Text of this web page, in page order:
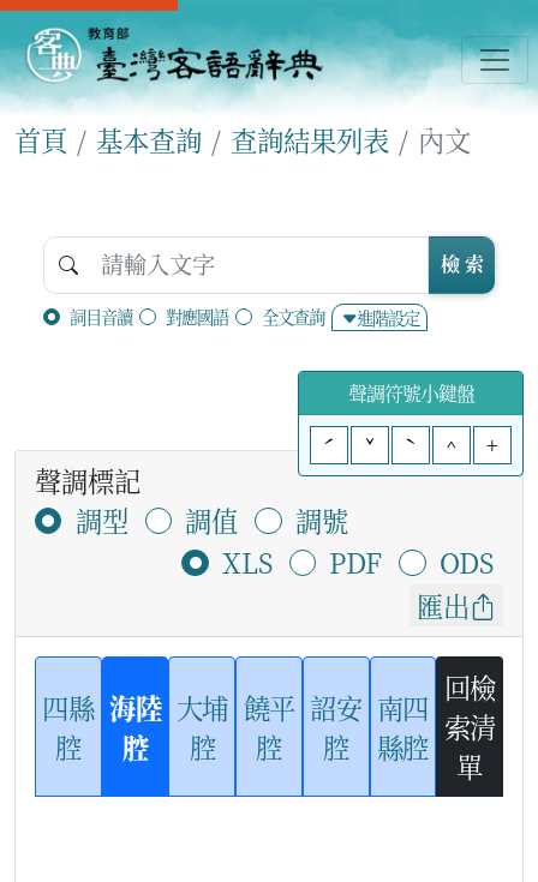
首頁 基本查詢 查詢結果列表 內文
詞目音讀 對應國語 全文查詢 進階設定
檢 索
聲調符號小鍵盤
ˊ
ˇ ˋ ^ +
聲調標記
調型
調值
調號
XLS
PDF
ODS
匯出
四縣
腔
海陸
腔
大埔
腔
饒平
腔
詔安
腔
南四
縣腔
回檢
索清
單